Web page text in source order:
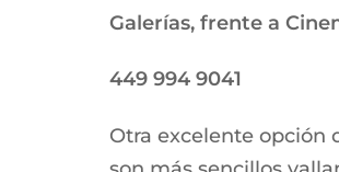
Galerías, frente a
449 994 9041
Otra excelente opción